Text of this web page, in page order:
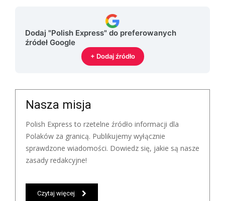
Dodaj "Polish Express" do preferowanych
źródeł Google
+ Dodaj źródło
Nasza misja
Polish Express to rzetelne źródło informacji dla
Polaków za granicą. Publikujemy wyłącznie
sprawdzone wiadomości. Dowiedz się, jakie są nasze
zasady redakcyjne!
Czytaj więcej